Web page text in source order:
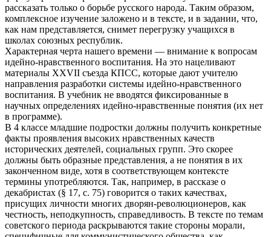
рассказать только о борьбе русского народа. Таким образом,
комплексное изучение заложено и в тексте, и в задании, что,
как нам представляется, снимет перегрузку учащихся в
школах союзных республик.
Характерная черта нашего времени — внимание к вопросам
идейно-нравственного воспитания. На это нацеливают
материалы XXVII съезда КПСС, которые дают учителю
направления разработки системы идейно-нравственного
воспитания. В учебник не вводятся фиксированные в
научных определениях идейно-нравственные понятия (их нет
в программе).
В 4 классе младшие подростки должны получить конкретные
факты проявления высоких нравственных качеств
исторических деятелей, социальных групп. Это скорее
должны быть образные представления, а не понятия в их
законченном виде, хотя в соответствующем контексте
термины употребляются. Так, например, в рассказе о
декабристах (§ 17, с. 75) говорится о таких качествах,
присущих личности многих дворян-революционеров, как
честность, неподкупность, справедливость. В тексте по темам
советского периода раскрываются такие стороны морали,